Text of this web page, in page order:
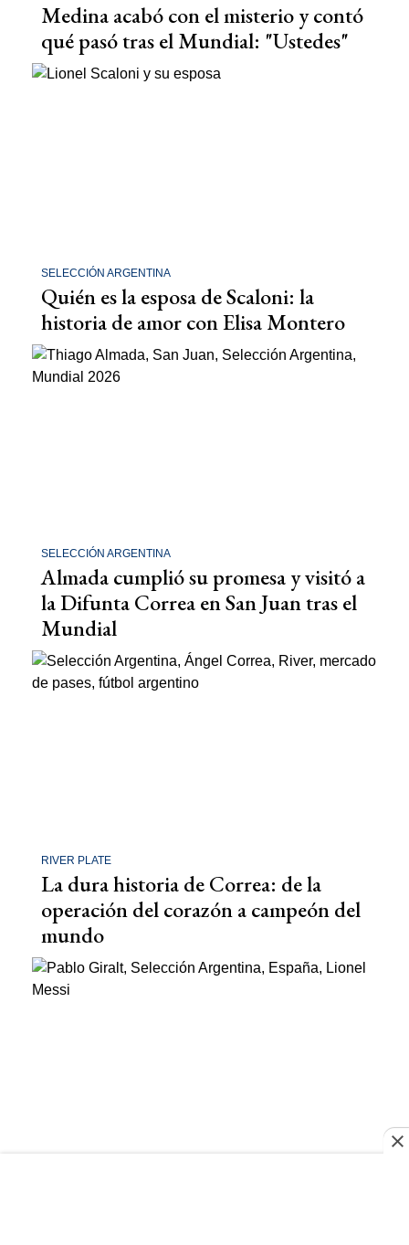
Medina acabó con el misterio y contó
qué pasó tras el Mundial: "Ustedes"
SELECCIÓN ARGENTINA
Quién es la esposa de Scaloni: la
historia de amor con Elisa Montero
SELECCIÓN ARGENTINA
Almada cumplió su promesa y visitó a
la Difunta Correa en San Juan tras el
Mundial
RIVER PLATE
La dura historia de Correa: de la
operación del corazón a campeón del
mundo